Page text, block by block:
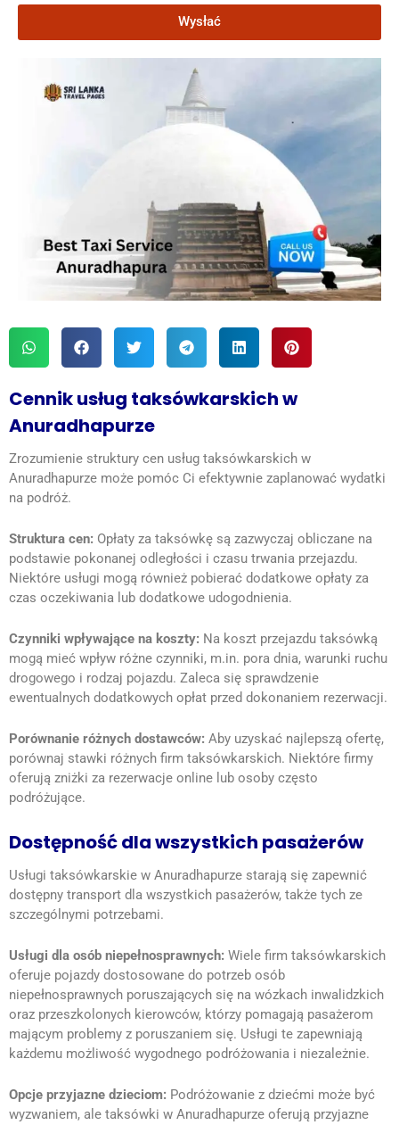
Wysłać
Cennik usług taksówkarskich w
Anuradhapurze
Zrozumienie struktury cen usług taksówkarskich w
Anuradhapurze może pomóc Ci efektywnie zaplanować wydatki
na podróż.
Struktura cen: Opłaty za taksówkę są zazwyczaj obliczane na
podstawie pokonanej odległości i czasu trwania przejazdu.
Niektóre usługi mogą również pobierać dodatkowe opłaty za
czas oczekiwania lub dodatkowe udogodnienia.
Czynniki wpływające na koszty: Na koszt przejazdu taksówką
mogą mieć wpływ różne czynniki, m.in. pora dnia, warunki ruchu
drogowego i rodzaj pojazdu. Zaleca się sprawdzenie
ewentualnych dodatkowych opłat przed dokonaniem rezerwacji.
Porównanie różnych dostawców: Aby uzyskać najlepszą ofertę,
porównaj stawki różnych firm taksówkarskich. Niektóre firmy
oferują zniżki za rezerwacje online lub osoby często
podróżujące.
Dostępność dla wszystkich pasażerów
Usługi taksówkarskie w Anuradhapurze starają się zapewnić
dostępny transport dla wszystkich pasażerów, także tych ze
szczególnymi potrzebami.
Usługi dla osób niepełnosprawnych: Wiele firm taksówkarskich
oferuje pojazdy dostosowane do potrzeb osób
niepełnosprawnych poruszających się na wózkach inwalidzkich
oraz przeszkolonych kierowców, którzy pomagają pasażerom
mającym problemy z poruszaniem się. Usługi te zapewniają
każdemu możliwość wygodnego podróżowania i niezależnie.
Opcje przyjazne dzieciom: Podróżowanie z dziećmi może być
wyzwaniem, ale taksówki w Anuradhapurze oferują przyjazne